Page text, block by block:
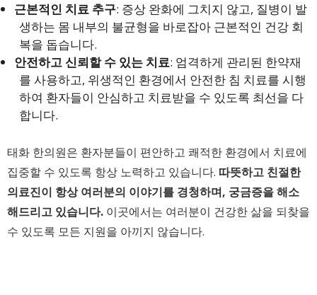
근본적인 치료 추구: 증상 완화에 그치지 않고, 질병이 발
생하는 몸 내부의 불균형을 바로잡아 근본적인 건강 회
복을 돕습니다.
안전하고 신뢰할 수 있는 치료: 엄격하게 관리된 한약재
를 사용하고, 위생적인 환경에서 안전한 침 치료를 시행
하여 환자들이 안심하고 치료받을 수 있도록 최선을 다
합니다.
태화 한의원은 환자분들이 편안하고 쾌적한 환경에서 치료에
집중할 수 있도록 항상 노력하고 있습니다. 따뜻하고 친절한
의료진이 항상 여러분의 이야기를 경청하며, 궁금증을 해소
해드리고 있습니다. 이곳에서는 여러분이 건강한 삶을 되찾을
수 있도록 모든 지원을 아끼지 않습니다.